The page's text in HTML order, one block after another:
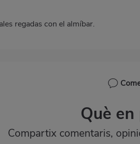
regadas con el almíbar.
Què en
Compartix comentaris,